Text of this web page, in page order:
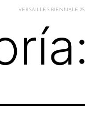
VERSAILLES BIENNALE 25